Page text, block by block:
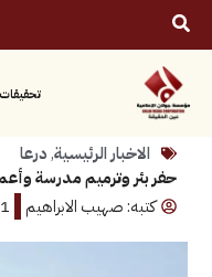
محليات
الرئيسية,درعا
وترميم مدرسة وأعمال خدمية
صهيب الابراهيم
4:31 م